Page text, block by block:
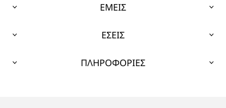
ΕΜΕΙΣ
ΕΣΕΙΣ
ΠΛΗΡΟΦΟΡΙΕΣ